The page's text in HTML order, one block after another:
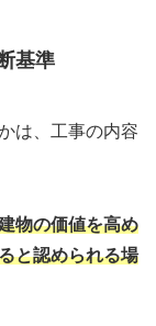
基準
は、工事の内容
物の価値を高め
と認められる場